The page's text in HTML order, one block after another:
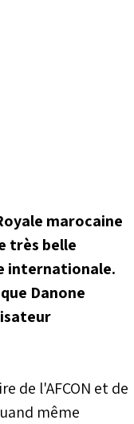
marocaine
très belle
internationale.
Danone
de l'AFCON et de
même